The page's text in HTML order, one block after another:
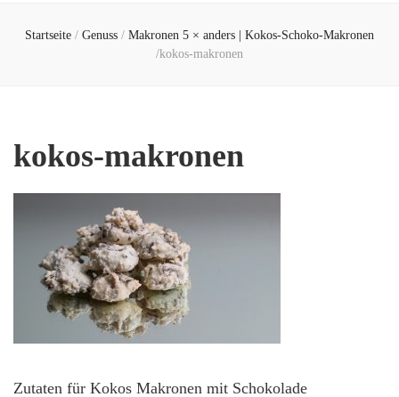
Startseite / Genuss / Makronen 5 × anders | Kokos-Schoko-Makronen
/kokos-makronen
kokos-makronen
Zutaten für Kokos Makronen mit Schokolade